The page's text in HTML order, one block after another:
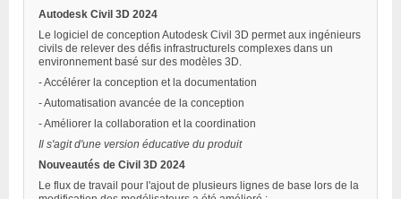
Autodesk Civil 3D 2024
Le logiciel de conception Autodesk Civil 3D permet aux ingénieurs
civils de relever des défis infrastructurels complexes dans un
environnement basé sur des modèles 3D.
- Accélérer la conception et la documentation
- Automatisation avancée de la conception
- Améliorer la collaboration et la coordination
Il s'agit d'une version éducative du produit
Nouveautés de Civil 3D 2024
Le flux de travail pour l'ajout de plusieurs lignes de base lors de la